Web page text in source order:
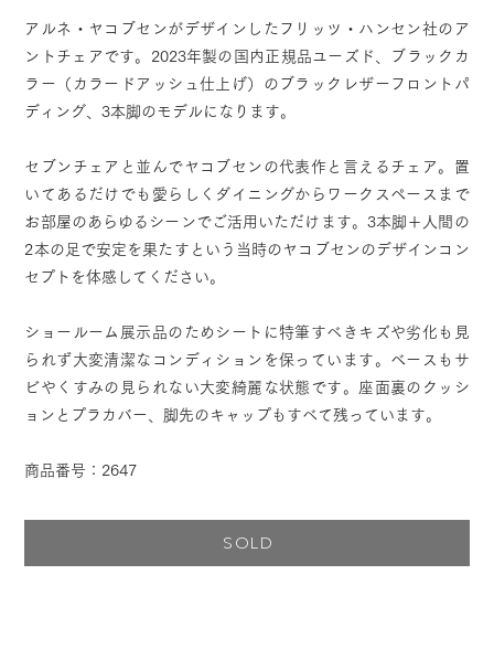
アルネ・ヤコブセンがデザインしたフリッツ・ハンセン社のア
ントチェアです。2023年製の国内正規品ユーズド、ブラックカ
ラー（カラードアッシュ仕上げ）のブラックレザーフロントパ
ディング、3本脚のモデルになります。
セブンチェアと並んでヤコブセンの代表作と言えるチェア。置
いてあるだけでも愛らしくダイニングからワークスペースまで
お部屋のあらゆるシーンでご活用いただけます。3本脚＋人間の
2本の足で安定を果たすという当時のヤコブセンのデザインコン
セプトを体感してください。
ショールーム展示品のためシートに特筆すべきキズや劣化も見
られず大変清潔なコンディションを保っています。ベースもサ
ビやくすみの見られない大変綺麗な状態です。座面裏のクッシ
ョンとプラカバー、脚先のキャップもすべて残っています。
商品番号：2647
SOLD